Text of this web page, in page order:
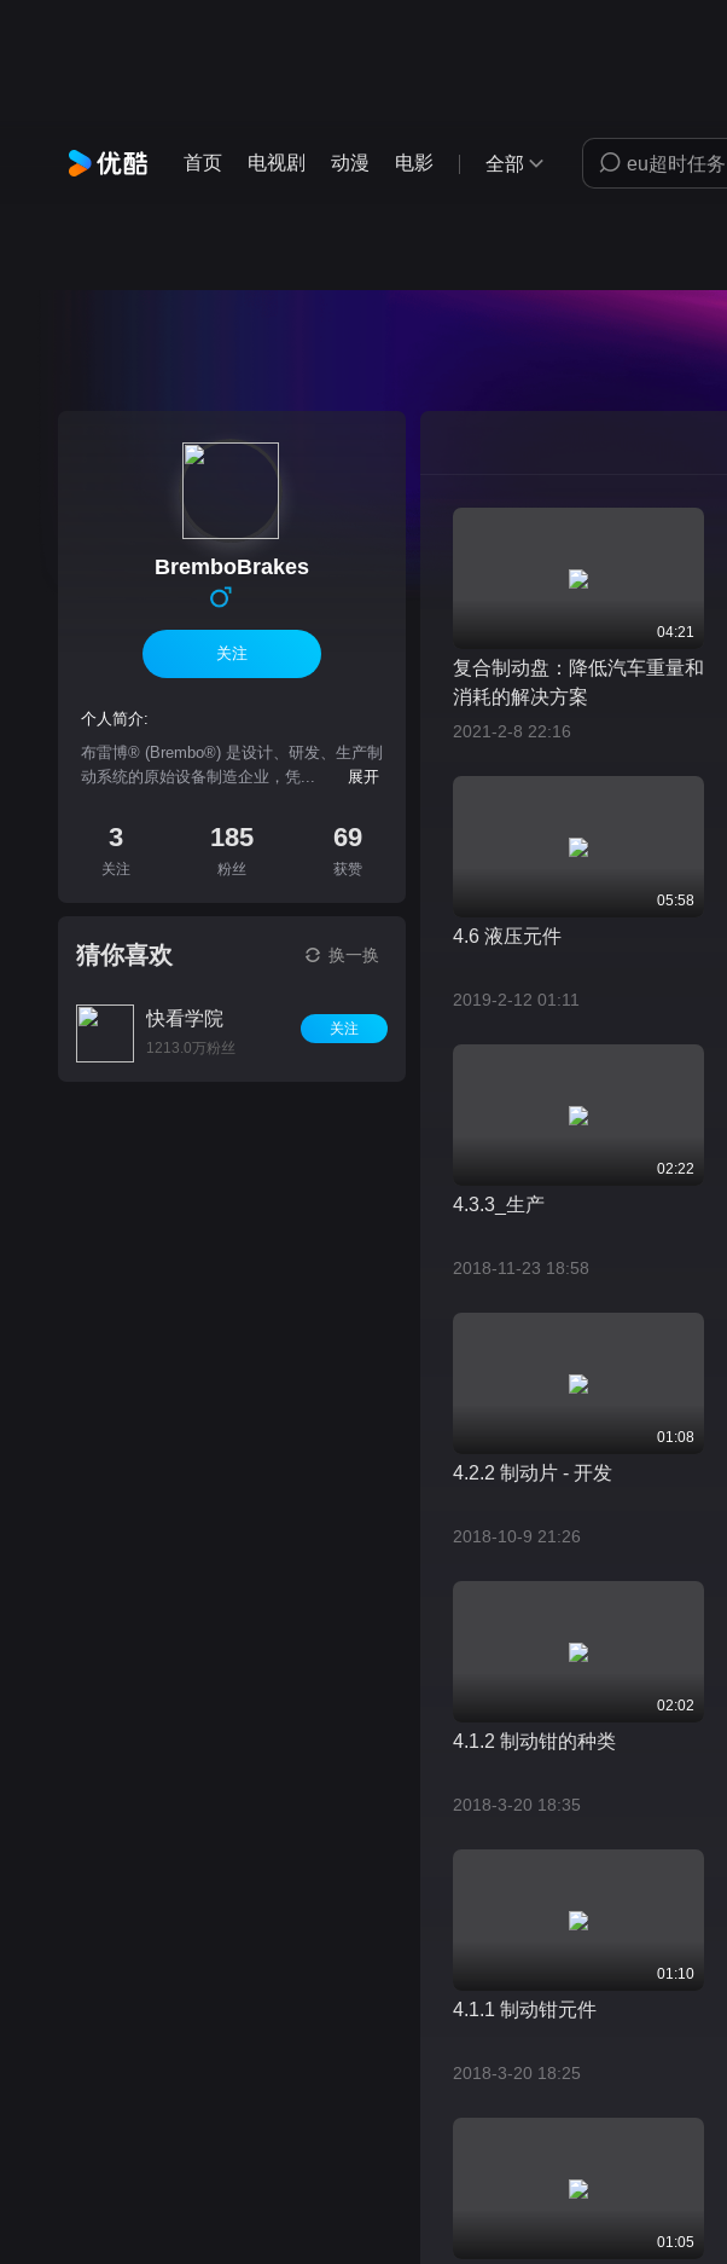
首页 电视剧 动漫 电影 全部
BremboBrakes
关注
个人简介:
布雷博® (Brembo®) 是设计、研发、生产制
动系统的原始设备制造企业，凭...
展开
3
关注
185
粉丝
69
获赞
猜你喜欢 换一换
快看学院
1213.0万粉丝
关注
04:21
复合制动盘：降低汽车重量和
消耗的解决方案
2021-2-8 22:16
05:58
4.6 液压元件
2019-2-12 01:11
02:22
4.3.3_生产
2018-11-23 18:58
01:08
4.2.2 制动片 - 开发
2018-10-9 21:26
02:02
4.1.2 制动钳的种类
2018-3-20 18:35
01:10
4.1.1 制动钳元件
2018-3-20 18:25
01:05